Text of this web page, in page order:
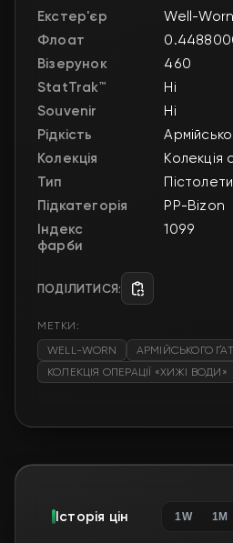
Екстер'єр
Well-Worn
Флоат
Візерунок
460
StatTrak™
Ні
Souvenir
Ні
Рідкість
Колекція
Колекція
Тип
Підкатегорія
PP-Bizon
Індекс
фарби
1099
ПОДІЛИТИСЯ:
МЕТКИ:
WELL-WORN
АРМІЙСЬКОГО
КОЛЕКЦІЯ ОПЕРАЦІЇ «ХИЖІ ВОДИ»
Історія цін 1W 1M